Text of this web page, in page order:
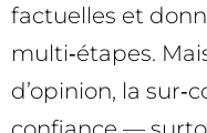
factuelles et
multi‑étapes.
d’opinion, la